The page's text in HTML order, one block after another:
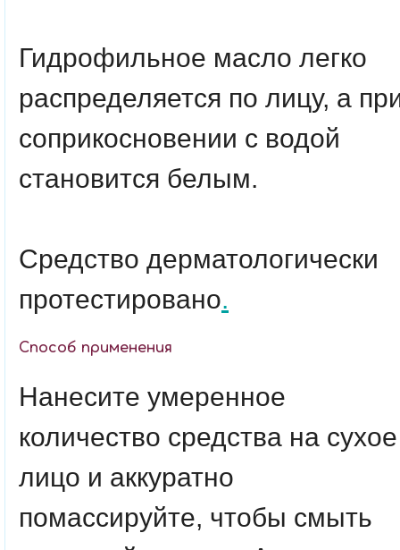
Гидрофильное масло легко
распределяется по лицу, а
соприкосновении с водой
становится белым.
Средство дерматологически
протестировано.
Способ применения
Нанесите умеренное
количество средства на сухое
лицо и аккуратно
помассируйте, чтобы смыть